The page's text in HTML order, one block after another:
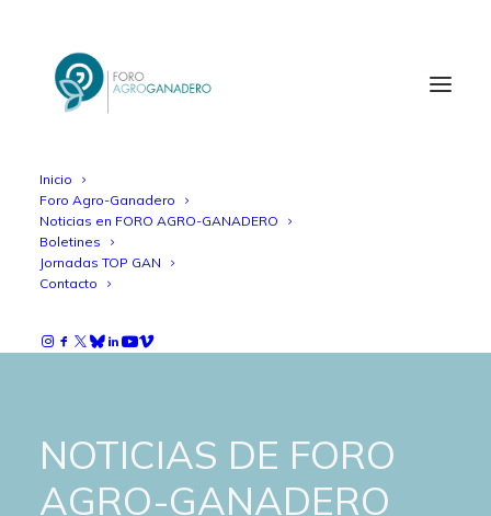
Inicio
Foro Agro-Ganadero
Noticias en FORO AGRO-GANADERO
Boletines
Jornadas TOP GAN
Contacto
NOTICIAS DE FORO
AGRO-GANADERO